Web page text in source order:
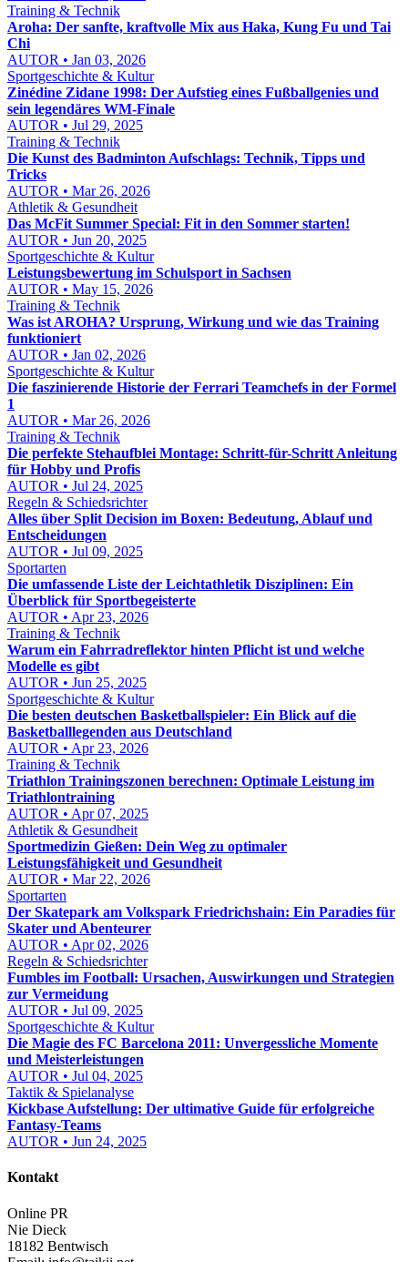
Training & Technik
Aroha: Der sanfte, kraftvolle Mix aus Haka, Kung Fu und Tai
Chi
AUTOR • Jan 03, 2026
Sportgeschichte & Kultur
Zinédine Zidane 1998: Der Aufstieg eines Fußballgenies und
sein legendäres WM-Finale
AUTOR • Jul 29, 2025
Training & Technik
Die Kunst des Badminton Aufschlags: Technik, Tipps und
Tricks
AUTOR • Mar 26, 2026
Athletik & Gesundheit
Das McFit Summer Special: Fit in den Sommer starten!
AUTOR • Jun 20, 2025
Sportgeschichte & Kultur
Leistungsbewertung im Schulsport in Sachsen
AUTOR • May 15, 2026
Training & Technik
Was ist AROHA? Ursprung, Wirkung und wie das Training
funktioniert
AUTOR • Jan 02, 2026
Sportgeschichte & Kultur
Die faszinierende Historie der Ferrari Teamchefs in der Formel
1
AUTOR • Mar 26, 2026
Training & Technik
Die perfekte Stehaufblei Montage: Schritt-für-Schritt Anleitung
für Hobby und Profis
AUTOR • Jul 24, 2025
Regeln & Schiedsrichter
Alles über Split Decision im Boxen: Bedeutung, Ablauf und
Entscheidungen
AUTOR • Jul 09, 2025
Sportarten
Die umfassende Liste der Leichtathletik Disziplinen: Ein
Überblick für Sportbegeisterte
AUTOR • Apr 23, 2026
Training & Technik
Warum ein Fahrradreflektor hinten Pflicht ist und welche
Modelle es gibt
AUTOR • Jun 25, 2025
Sportgeschichte & Kultur
Die besten deutschen Basketballspieler: Ein Blick auf die
Basketballlegenden aus Deutschland
AUTOR • Apr 23, 2026
Training & Technik
Triathlon Trainingszonen berechnen: Optimale Leistung im
Triathlontraining
AUTOR • Apr 07, 2025
Athletik & Gesundheit
Sportmedizin Gießen: Dein Weg zu optimaler
Leistungsfähigkeit und Gesundheit
AUTOR • Mar 22, 2026
Sportarten
Der Skatepark am Volkspark Friedrichshain: Ein Paradies für
Skater und Abenteurer
AUTOR • Apr 02, 2026
Regeln & Schiedsrichter
Fumbles im Football: Ursachen, Auswirkungen und Strategien
zur Vermeidung
AUTOR • Jul 09, 2025
Sportgeschichte & Kultur
Die Magie des FC Barcelona 2011: Unvergessliche Momente
und Meisterleistungen
AUTOR • Jul 04, 2025
Taktik & Spielanalyse
Kickbase Aufstellung: Der ultimative Guide für erfolgreiche
Fantasy-Teams
AUTOR • Jun 24, 2025
Kontakt
Online PR
Nie Dieck
18182 Bentwisch